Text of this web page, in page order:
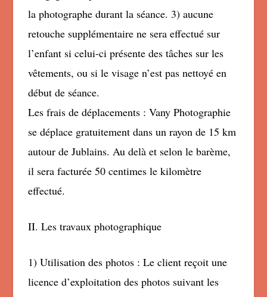
la photographe durant la séance. 3) aucune
retouche supplémentaire ne sera effectué sur
l’enfant si celui-ci présente des tâches sur les
vêtements, ou si le visage n’est pas nettoyé en
début de séance.
Les frais de déplacements : Vany Photographie
se déplace gratuitement dans un rayon de 15 km
autour de Jublains. Au delà et selon le barème,
il sera facturée 50 centimes le kilomètre
effectué.
II. Les travaux photographique
1) Utilisation des photos : Le client reçoit une
licence d’exploitation des photos suivant les